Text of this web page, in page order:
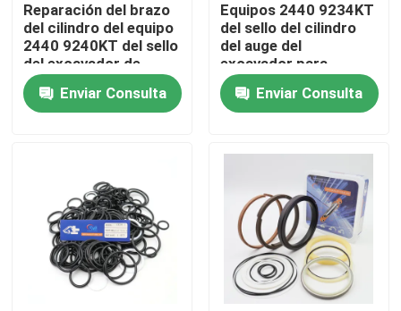
Viaje de la fábrica
Control de calidad
Noticias
Casos
Equipo hidráulico del sello del triturador
Reparación del brazo
del cilindro del equipo
2440 9240KT del sello
del excavador de
Daewoo DH300 5 7
Enviar Consulta
Equipos 2440 9234KT
del sello del cilindro
del auge del
excavador para
Daewoo DH220 5
Enviar Consulta